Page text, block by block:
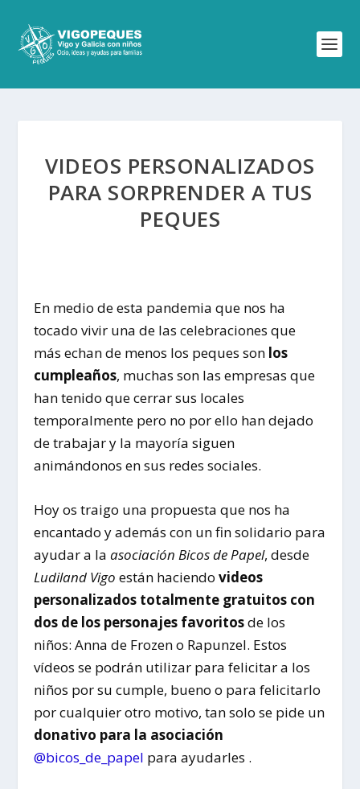
VIDEOS PERSONALIZADOS
PARA SORPRENDER A TUS
PEQUES
En medio de esta pandemia que nos ha
tocado vivir una de las celebraciones que
más echan de menos los peques son los
cumpleaños, muchas son las empresas que
han tenido que cerrar sus locales
temporalmente pero no por ello han dejado
de trabajar y la mayoría siguen
animándonos en sus redes sociales.
Hoy os traigo una propuesta que nos ha
encantado y además con un fin solidario para
ayudar a laasociación Bicos de Papel, desde
Ludiland Vigo están haciendo videos
personalizados totalmente gratuitos con
dos de los personajes favoritosde los
niños: Anna de Frozen o Rapunzel. Estos
vídeos se podrán utilizar para felicitar a los
niños por su cumple, bueno o para felicitarlo
por cualquier otro motivo, tan solo se pide un
donativo para la asociación
@bicos_de_papel para ayudarles .